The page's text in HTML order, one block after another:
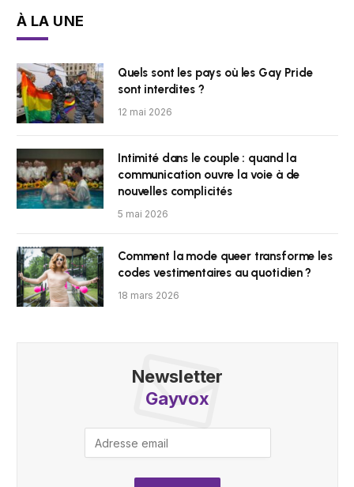
À LA UNE
Quels sont les pays où les Gay Pride
sont interdites ?
12 mai 2026
Intimité dans le couple : quand la
communication ouvre la voie à de
nouvelles complicités
5 mai 2026
Comment la mode queer transforme les
codes vestimentaires au quotidien ?
18 mars 2026
Newsletter
Gayvox